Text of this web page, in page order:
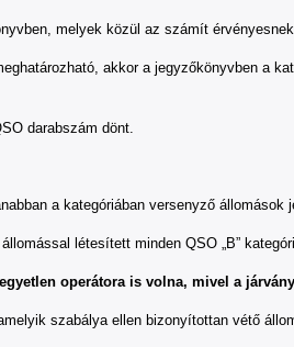
melyek közül az számít
akkor a jegyzőkönyvben a
darabszám dönt.
a kategóriában versenyző állomások
létesített minden QSO „B”
operátora is volna, mivel a
szabálya ellen bizonyítottan vétő